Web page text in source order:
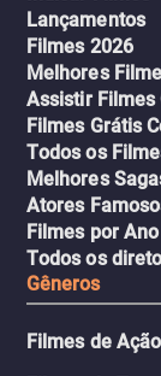
Lançamentos
Filmes 2026
Melhores
Assistir Filmes
Filmes Grátis
Todos os
Melhores
Atores
Filmes por Ano
Todos os
Gêneros
Filmes de Ação